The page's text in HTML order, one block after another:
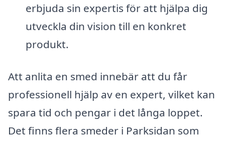
erbjuda sin expertis för att hjälpa dig
utveckla din vision till en konkret
produkt.
Att anlita en smed innebär att du får
professionell hjälp av en expert, vilket kan
spara tid och pengar i det långa loppet.
Det finns flera smeder i Parksidan som